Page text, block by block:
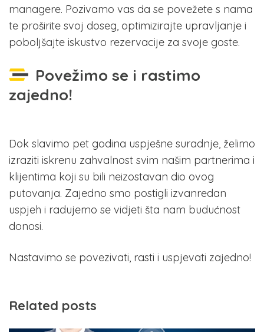
managere. Pozivamo vas da se povežete s nama
te proširite svoj doseg, optimizirajte upravljanje i
poboljšajte iskustvo rezervacije za svoje goste.
Povežimo se i rastimo
zajedno!
Dok slavimo pet godina uspješne suradnje, želimo
izraziti iskrenu zahvalnost svim našim partnerima i
klijentima koji su bili neizostavan dio ovog
putovanja. Zajedno smo postigli izvanredan
uspjeh i radujemo se vidjeti šta nam budućnost
donosi.
Nastavimo se povezivati, rasti i uspjevati zajedno!
Related posts